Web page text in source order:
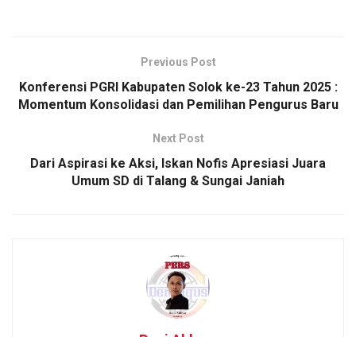
Previous Post
Konferensi PGRI Kabupaten Solok ke-23 Tahun 2025 :
Momentum Konsolidasi dan Pemilihan Pengurus Baru
Next Post
Dari Aspirasi ke Aksi, Iskan Nofis Apresiasi Juara
Umum SD di Talang & Sungai Janiah